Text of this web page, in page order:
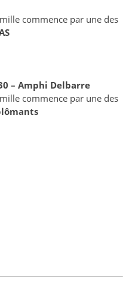
commence par une des
– Amphi Delbarre
commence par une des